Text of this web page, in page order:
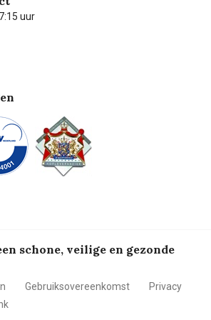
uur
schone, veilige en gezonde
Gebruiksovereenkomst
Privacy